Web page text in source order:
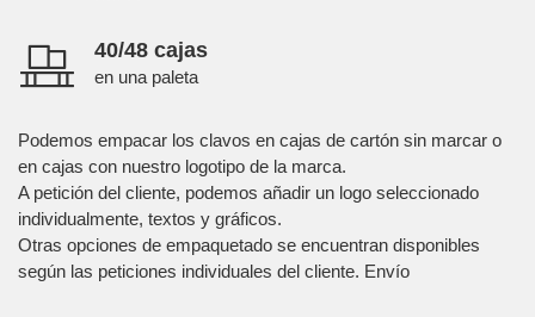
40/48 cajas
en una paleta
Podemos empacar los clavos en cajas de cartón sin marcar o
en cajas con nuestro logotipo de la marca.
A petición del cliente, podemos añadir un logo seleccionado
individualmente, textos y gráficos.
Otras opciones de empaquetado se encuentran disponibles
según las peticiones individuales del cliente. Envío